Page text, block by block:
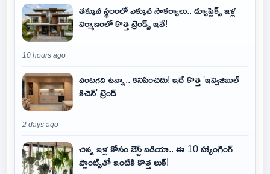
తక్కువ స్థలంలో ఎక్కువ సౌకర్యాలు.. డ్యూప్లెక్స్ ఇళ్ల
నిర్మాణంలో కొత్త ట్రెండ్స్ ఇవే!
10 hours ago
వంటగది ఉన్నా.. కనిపించదు! ఇదే కొత్త 'ఇన్విజిబుల్
కిచెన్' ట్రెండ్
2 days ago
చిన్న ఇళ్ల కోసం బెస్ట్ ఐడియా.. ఈ 10 హ్యాంగింగ్
ప్లాంట్స్‌తో ఇంటికి కొత్త లుక్!